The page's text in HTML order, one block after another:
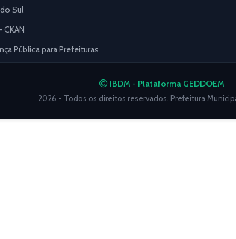
Sul
Pública para Prefeituras
IBDM - Plataforma GEDDOEM
2026 - Todos os direitos reservados. Prefeitura